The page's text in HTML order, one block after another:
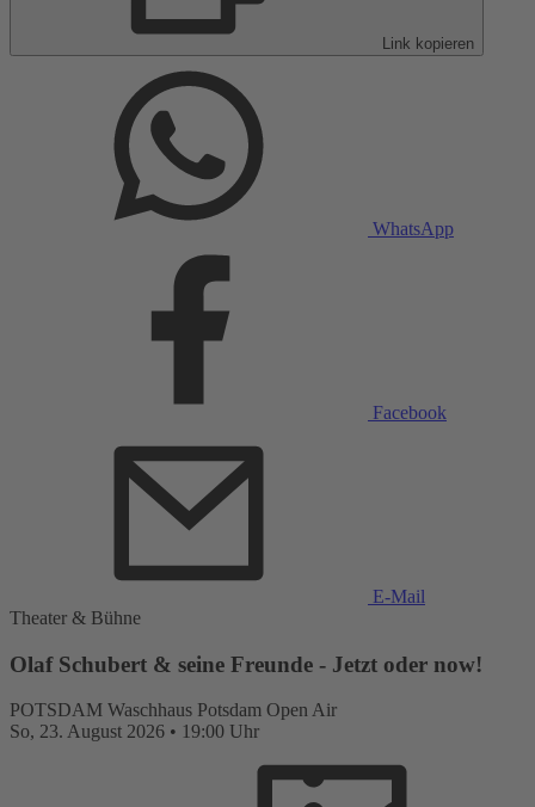
Link kopieren
WhatsApp
Facebook
E-Mail
Theater & Bühne
Olaf Schubert & seine Freunde - Jetzt oder now!
POTSDAM Waschhaus Potsdam Open Air
So, 23. August 2026 • 19:00 Uhr